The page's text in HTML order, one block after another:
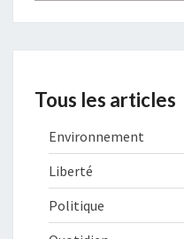
Tous les articles
Environnement
Liberté
Politique